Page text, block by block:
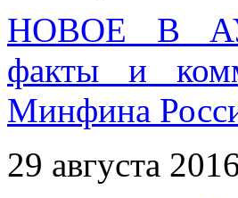
НОВОЕ В
факты и
Минфина
29 августа